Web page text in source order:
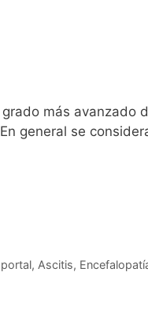
más avanzado
general se
, Ascitis,